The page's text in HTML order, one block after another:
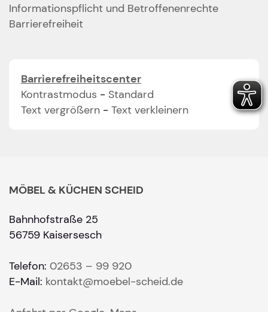
Informationspflicht und Betroffenenrechte
Barrierefreiheit
Barrierefreiheitscenter
Kontrastmodus - Standard
Text vergrößern - Text verkleinern
MÖBEL & KÜCHEN SCHEID
Bahnhofstraße 25
56759 Kaisersesch
Telefon: 02653 – 99 920
E-Mail: kontakt@moebel-scheid.de